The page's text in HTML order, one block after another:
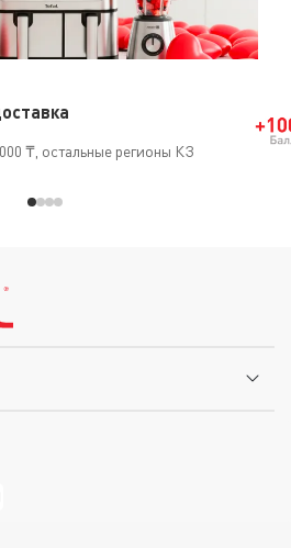
₸, остальные регионы КЗ